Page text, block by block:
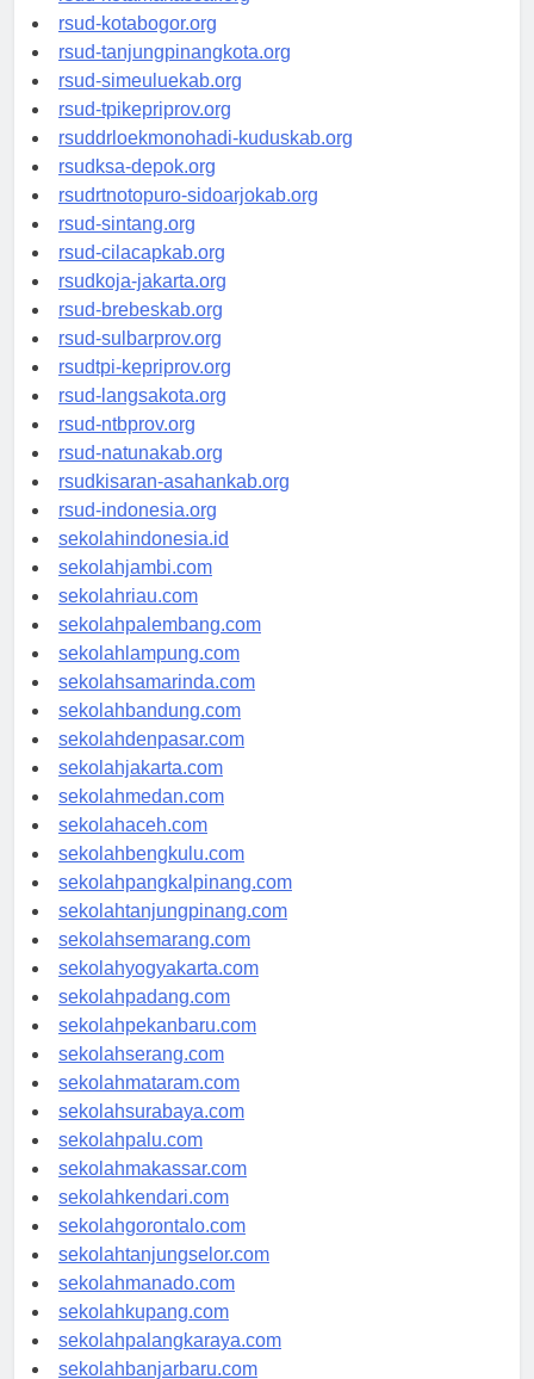
rsud-kotamakassar.org
rsud-kotabogor.org
rsud-tanjungpinangkota.org
rsud-simeuluekab.org
rsud-tpikepriprov.org
rsuddrloekmonohadi-kuduskab.org
rsudksa-depok.org
rsudrtnotopuro-sidoarjokab.org
rsud-sintang.org
rsud-cilacapkab.org
rsudkoja-jakarta.org
rsud-brebeskab.org
rsud-sulbarprov.org
rsudtpi-kepriprov.org
rsud-langsakota.org
rsud-ntbprov.org
rsud-natunakab.org
rsudkisaran-asahankab.org
rsud-indonesia.org
sekolahindonesia.id
sekolahjambi.com
sekolahriau.com
sekolahpalembang.com
sekolahlampung.com
sekolahsamarinda.com
sekolahbandung.com
sekolahdenpasar.com
sekolahjakarta.com
sekolahmedan.com
sekolahaceh.com
sekolahbengkulu.com
sekolahpangkalpinang.com
sekolahtanjungpinang.com
sekolahsemarang.com
sekolahyogyakarta.com
sekolahpadang.com
sekolahpekanbaru.com
sekolahserang.com
sekolahmataram.com
sekolahsurabaya.com
sekolahpalu.com
sekolahmakassar.com
sekolahkendari.com
sekolahgorontalo.com
sekolahtanjungselor.com
sekolahmanado.com
sekolahkupang.com
sekolahpalangkaraya.com